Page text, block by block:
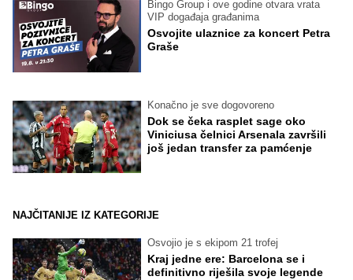
Bingo Group i ove godine otvara vrata
VIP događaja građanima
Osvojite ulaznice za koncert Petra
Graše
Konačno je sve dogovoreno
Dok se čeka rasplet sage oko
Viniciusa čelnici Arsenala završili
još jedan transfer za pamćenje
NAJČITANIJE IZ KATEGORIJE
Osvojio je s ekipom 21 trofej
Kraj jedne ere: Barcelona se i
definitivno riješila svoje legende